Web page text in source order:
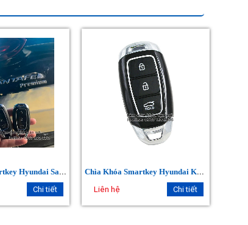
C
hìa Khóa Smartkey Hyundai Santafe
Chi tiết
C
hìa Khóa Smartkey Hyundai Kona.
Liên hệ Chi tiết